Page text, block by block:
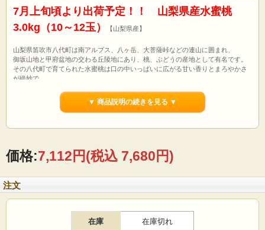
7月上旬頃より出荷予定！！ 山梨県産水蜜桃
3.0kg（10～12玉）
【山梨県産】
山梨県笛吹市八代町は南アルプス、八ヶ岳、大菩薩峠などの連山に囲まれ、
御坂山地と甲府盆地の交わる丘陵地にあり、桃、ぶどうの産地として有名です。
その八代町で育てられた水蜜桃は口の中いっぱいに広がる甘い香りとまろやかさ
が絶妙で、
お中元ギフトに最適の逸品です
■内容量 3.0kg（10～12玉）
■商品番号 1020502005
■送料 沖縄配達のみ+1400円
■配送業者 ヤマト運輸
■出荷期間 7月上旬頃～8月上旬
▼ 商品説明の続きを見る ▼
価格:7,112円(税込 7,680円)
注文
在庫 在庫切れ